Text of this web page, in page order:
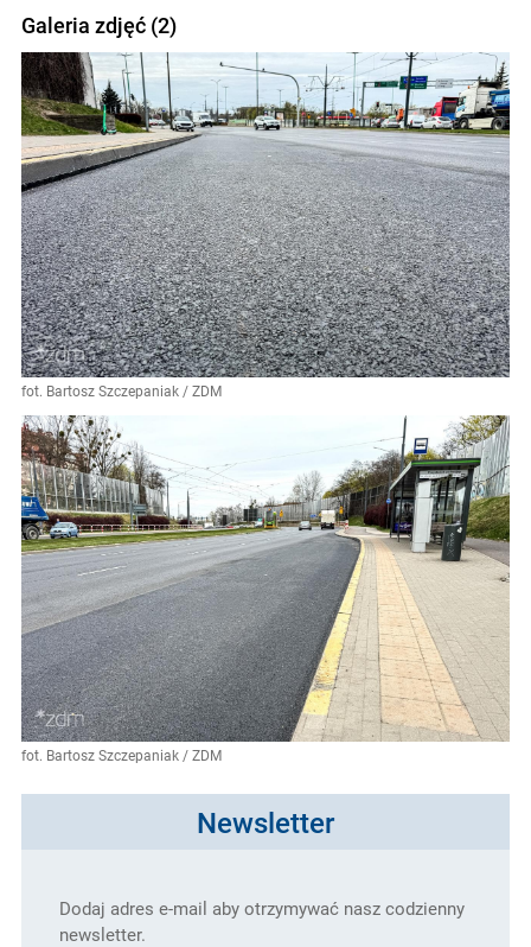
Galeria zdjęć (2)
fot. Bartosz Szczepaniak / ZDM
fot. Bartosz Szczepaniak / ZDM
Newsletter
Dodaj adres e-mail aby otrzymywać nasz codzienny
newsletter.